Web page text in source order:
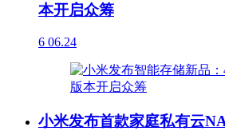
本开启众筹
6 06.24
小米发布首款家庭私有云